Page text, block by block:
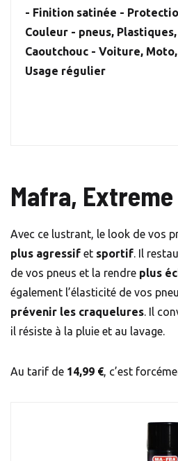
- Finition satinée -
Couleur - pneus,
Caoutchouc - Voiture, Moto,
Usage régulier
Mafra,
Avec ce lustrant, le look de vos
plus agressif et sportif. Il
de vos pneus et la rendre plus
également l’élasticité de vos
prévenir les craquelures. Il
il résiste à la pluie et au lavage.
Au tarif de 14,99 €, c’est